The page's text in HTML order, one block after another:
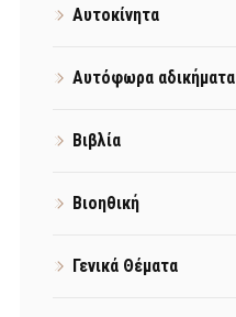
Αυτοκίνητα
Αυτόφωρα αδικήματα
Βιβλία
Βιοηθική
Γενικά Θέματα